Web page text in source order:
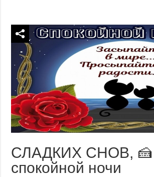
СЛАДКИХ СНОВ, 🍰
спокойной ночи